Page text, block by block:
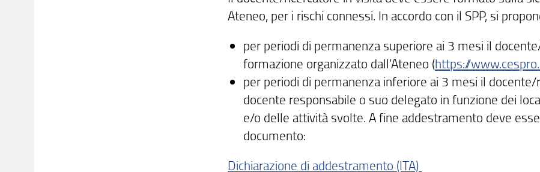
Ateneo, per i rischi connessi. In accordo con il SPP, si
per periodi di permanenza superiore ai 3 mesi il
formazione organizzato dall’Ateneo (https://
per periodi di permanenza inferiore ai 3 mesi il
docente responsabile o suo delegato in funzione dei
e/o delle attività svolte. A fine addestramento deve
documento:
Dichiarazione di addestramento (ITA)